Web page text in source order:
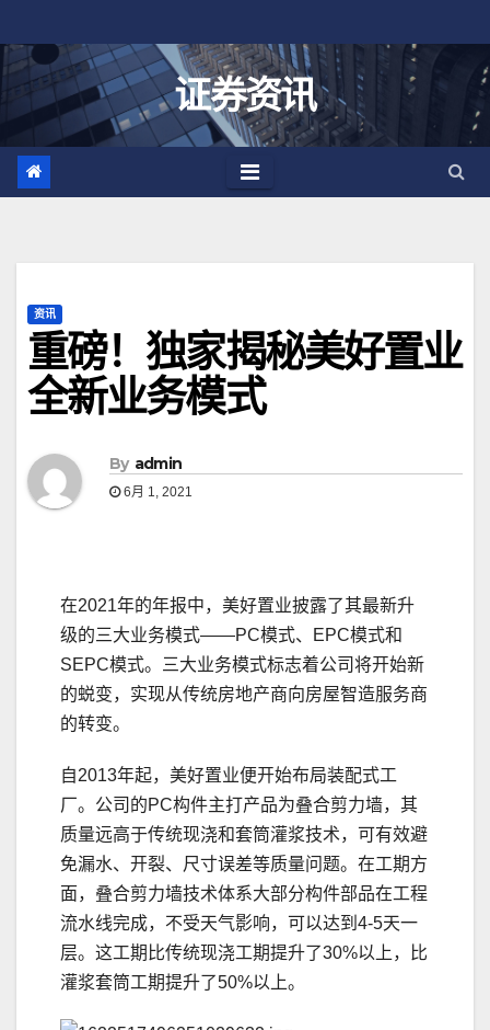
至
证券资讯
资讯
重磅！独家揭秘美好置业
全新业务模式
By admin
6月 1, 2021
在2021年的年报中，美好置业披露了其最新升
级的三大业务模式——PC模式、EPC模式和
SEPC模式。三大业务模式标志着公司将开始新
的蜕变，实现从传统房地产商向房屋智造服务商
的转变。
自2013年起，美好置业便开始布局装配式工
厂。公司的PC构件主打产品为叠合剪力墙，其
质量远高于传统现浇和套筒灌浆技术，可有效避
免漏水、开裂、尺寸误差等质量问题。在工期方
面，叠合剪力墙技术体系大部分构件部品在工程
流水线完成，不受天气影响，可以达到4-5天一
层。这工期比传统现浇工期提升了30%以上，比
灌浆套筒工期提升了50%以上。